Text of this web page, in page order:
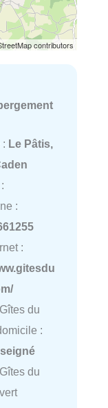
contributors
Le Pâtis,
:
:
du
:
du